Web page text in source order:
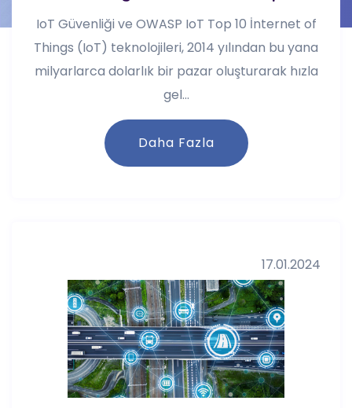
IoT Güvenliği ve OWASP IoT Top 10 İnternet of
Things (IoT) teknolojileri, 2014 yılından bu yana
milyarlarca dolarlık bir pazar oluşturarak hızla
gel...
Daha Fazla
17.01.2024